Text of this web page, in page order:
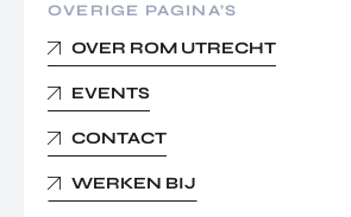
OVERIGE PAGINA’S
OVER ROM UTRECHT
EVENTS
CONTACT
WERKEN BIJ